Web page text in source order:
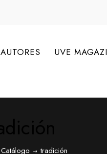
AUTORES UVE
Catálogo tradición